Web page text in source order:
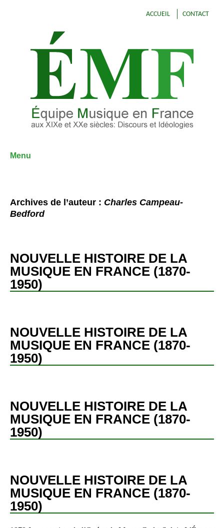
ACCUEIL CONTACT
Menu
Archives de l’auteur : Charles Campeau-
Bedford
NOUVELLE HISTOIRE DE LA
MUSIQUE EN FRANCE (1870-
1950)
NOUVELLE HISTOIRE DE LA
MUSIQUE EN FRANCE (1870-
1950)
NOUVELLE HISTOIRE DE LA
MUSIQUE EN FRANCE (1870-
1950)
NOUVELLE HISTOIRE DE LA
MUSIQUE EN FRANCE (1870-
1950)